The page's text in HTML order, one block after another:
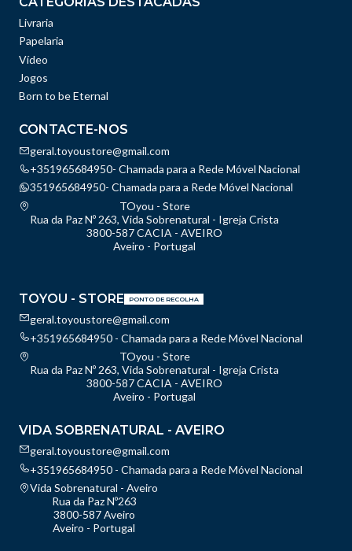
Livraria
Papelaria
Vídeo
Jogos
Born to be Eternal
CONTACTE-NOS
geral.toyoustore@gmail.com
+351965684950- Chamada para a Rede Móvel Nacional
351965684950- Chamada para a Rede Móvel Nacional
TOyou - Store
Rua da Paz Nº 263, Vida Sobrenatural - Igreja Crista
3800-587 CACIA - AVEIRO
Aveiro - Portugal
TOYOU - STORE PONTO DE RECOLHA
geral.toyoustore@gmail.com
+351965684950 - Chamada para a Rede Móvel Nacional
TOyou - Store
Rua da Paz Nº 263, Vida Sobrenatural - Igreja Crista
3800-587 CACIA - AVEIRO
Aveiro - Portugal
VIDA SOBRENATURAL - AVEIRO
geral.toyoustore@gmail.com
+351965684950 - Chamada para a Rede Móvel Nacional
Vida Sobrenatural - Aveiro
Rua da Paz Nº263
3800-587 Aveiro
Aveiro - Portugal